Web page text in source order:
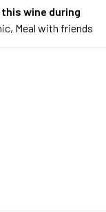
wine during
Meal with friends